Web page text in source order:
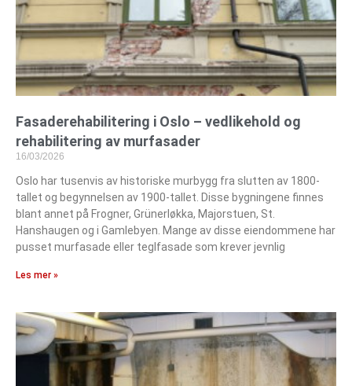
Fasaderehabilitering i Oslo – vedlikehold og
rehabilitering av murfasader
16/03/2026
Oslo har tusenvis av historiske murbygg fra slutten av 1800-
tallet og begynnelsen av 1900-tallet. Disse bygningene finnes
blant annet på Frogner, Grünerløkka, Majorstuen, St.
Hanshaugen og i Gamlebyen. Mange av disse eiendommene har
pusset murfasade eller teglfasade som krever jevnlig
Les mer »